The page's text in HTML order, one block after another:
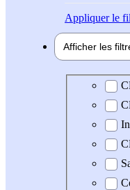
Appliquerle
Afficher les
Type de